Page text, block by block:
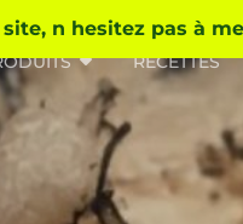
n hesitez pas à
RECETTES